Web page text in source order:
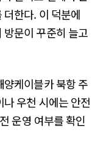
한다. 이 덕분에
방문이 꾸준히 늘고
양케이블카 북항 주
우천 시에는 안전
운영 여부를 확인